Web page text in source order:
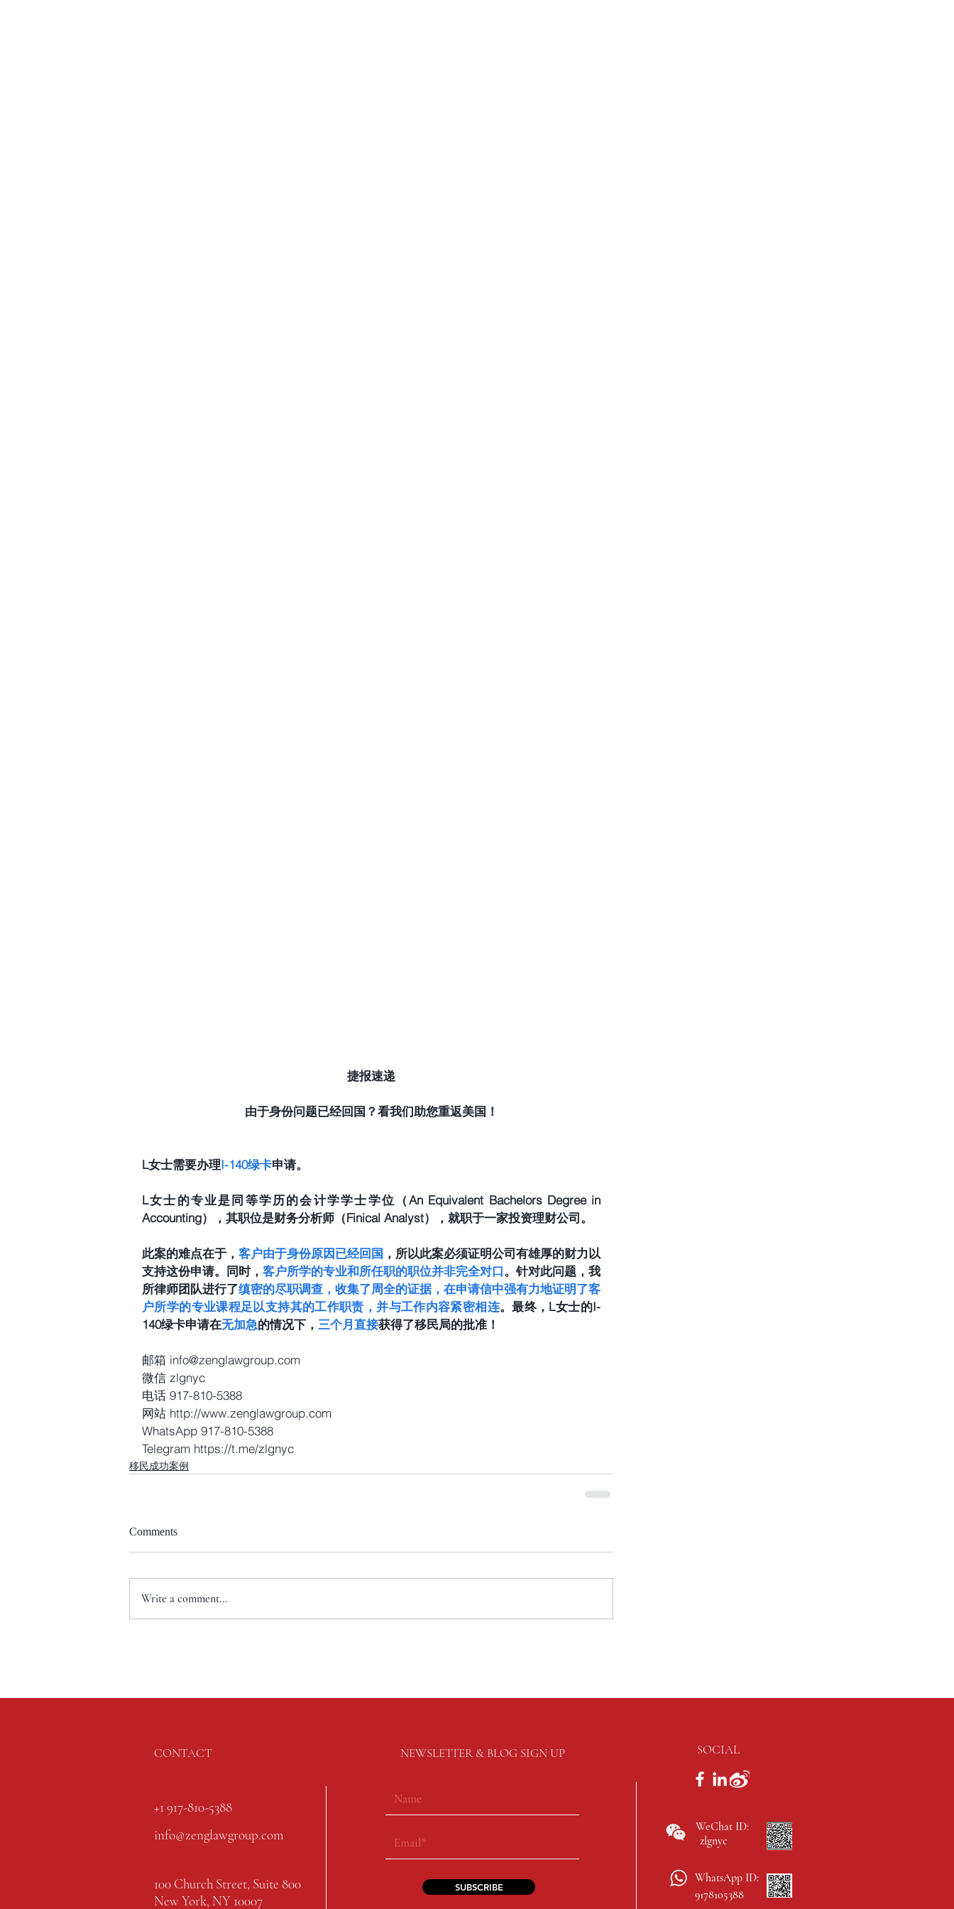
捷报速递
由于身份问题已经回国？看我们助您重返美国！
L女士需要办理I-140绿卡申请。
L女士的专业是同等学历的会计学学士学位（An Equivalent Bachelors Degree in
Accounting），其职位是财务分析师（Finical Analyst），就职于一家投资理财公司。
此案的难点在于， 客户由于身份原因已经回国 ，所以此案必须证明公司有雄厚的财力以
支持这份申请。同时， 客户所学的专业和所任职的职位并非完全对口。针对此问题，我
所律师团队进行了缜密的尽职调查，收集了周全的证据，在申请信中强有力地证明了客
户所学的专业课程足以支持其的工作职责，并与工作内容紧密相连。最终，L女士的I-
140绿卡申请在无加急的情况下， 三个月直接获得了移民局的批准！
邮箱 info@zenglawgroup.com
微信 zlgnyc
电话 917-810-5388
网站 http://www.zenglawgroup.com
WhatsApp 917-810-5388
Telegram https://t.me/zlgnyc
移民成功案例
Comments
Write a comment...
CONTACT NEWSLETTER & BLOG SIGN UP SOCIAL
+1 917-810-5388
info@zenglawgroup.com
100 Church Street, Suite 800
New York, NY 10007
SUBSCRIBE
WeChat ID:
zlgnyc
WhatsApp ID:
9178105388